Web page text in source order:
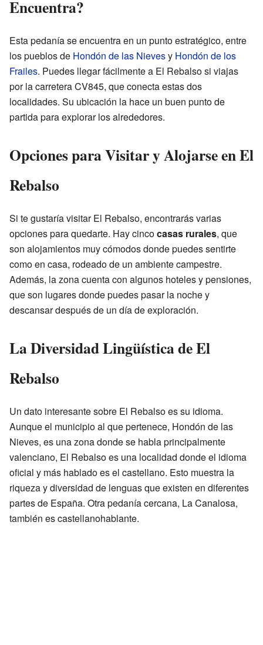
Encuentra?
Esta pedanía se encuentra en un punto estratégico, entre
los pueblos de Hondón de las Nievesy Hondón de los
Frailes. Puedes llegar fácilmente a El Rebalso si viajas
por la carretera CV845, que conecta estas dos
localidades. Su ubicación la hace un buen punto de
partida para explorar los alrededores.
Opciones para Visitar y Alojarse en El
Rebalso
Si te gustaría visitar El Rebalso, encontrarás varias
opciones para quedarte. Hay cincocasas rurales, que
son alojamientos muy cómodos donde puedes sentirte
como en casa, rodeado de un ambiente campestre.
Además, la zona cuenta con algunos hoteles y pensiones,
que son lugares donde puedes pasar la noche y
descansar después de un día de exploración.
La Diversidad Lingüística de El
Rebalso
Un dato interesante sobre El Rebalso es su idioma.
Aunque el municipio al que pertenece, Hondón de las
Nieves, es una zona donde se habla principalmente
valenciano, El Rebalso es una localidad donde el idioma
oficial y más hablado es el castellano. Esto muestra la
riqueza y diversidad de lenguas que existen en diferentes
partes de España. Otra pedanía cercana, La Canalosa,
también es castellanohablante.